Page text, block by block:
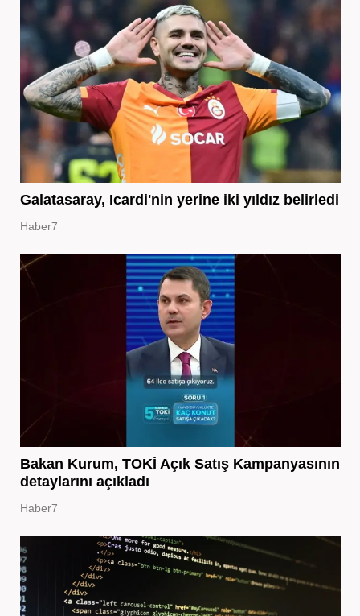
Galatasaray, Icardi'nin yerine iki yıldız belirledi
Haber7
Bakan Kurum, TOKİ Açık Satış Kampanyasının
detaylarını açıkladı
Haber7